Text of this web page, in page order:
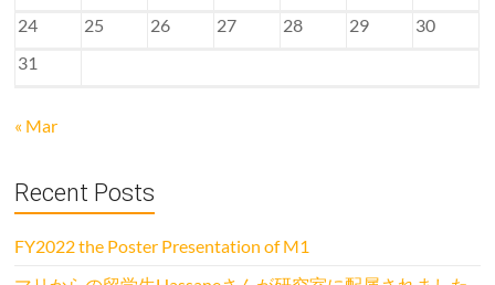
24
25 26 27 28 29
30
31
« Mar
Recent Posts
FY2022 the Poster Presentation of M1